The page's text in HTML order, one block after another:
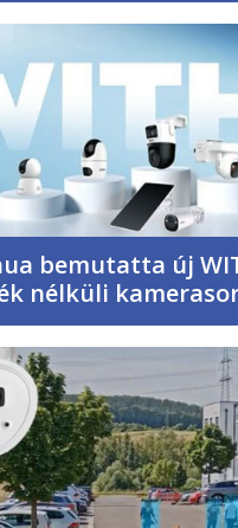
bemutatta új
nélküli